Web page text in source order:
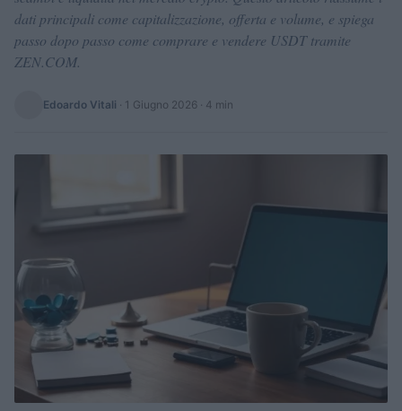
dati principali come capitalizzazione, offerta e volume, e spiega
passo dopo passo come comprare e vendere USDT tramite
ZEN.COM.
Edoardo Vitali · 1 Giugno 2026 · 4 min